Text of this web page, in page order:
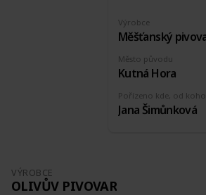
Výrobce
Pořízeno kde, od koho
Jana Šimůnková
Město původu
Kutná Hora
VÝROBCE
OLIVŮV PIVOVAR